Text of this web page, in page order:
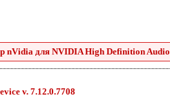
nVidia для NVIDIA High Definition Audio
v. 7.12.0.7708